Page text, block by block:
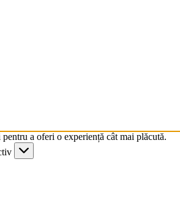
a oferi o experiență cât mai plăcută.